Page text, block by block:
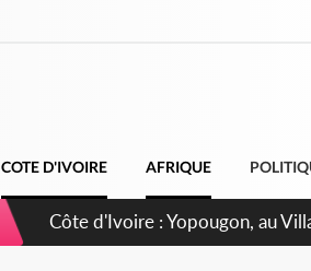
COTE D'IVOIRE AFRIQUE
Côte d'Ivoire : CHU de